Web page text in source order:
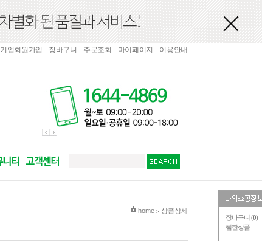
장바구니 (0)
찜한상품
기업회원가입 장바구니 주문조회 마이페이지 이용안내
현재 위치
home > 상품상세